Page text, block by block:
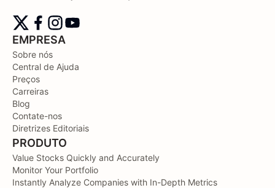
EMPRESA
Sobre nós
Central de Ajuda
Preços
Carreiras
Blog
Contate-nos
Diretrizes Editoriais
PRODUTO
Value Stocks Quickly and Accurately
Monitor Your Portfolio
Instantly Analyze Companies with In-Depth Metrics